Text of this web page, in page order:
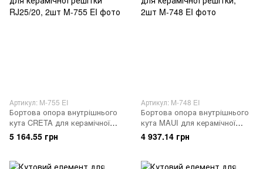
Артикул: M-755 EI
Бортова опора внутрішнього
кута CRETA для керамічної
решітки RJ25/20, 2шт
5 164.55 грн
Артикул: M-748 EI
Бортова опора внутрішнього
кута MAUI для керамічної
решітки, 2шт
4 937.14 грн